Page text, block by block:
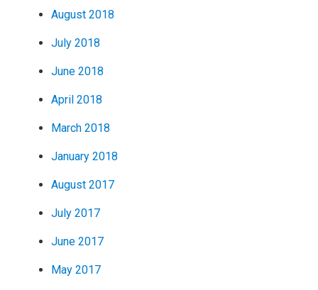
August 2018
July 2018
June 2018
April 2018
March 2018
January 2018
August 2017
July 2017
June 2017
May 2017